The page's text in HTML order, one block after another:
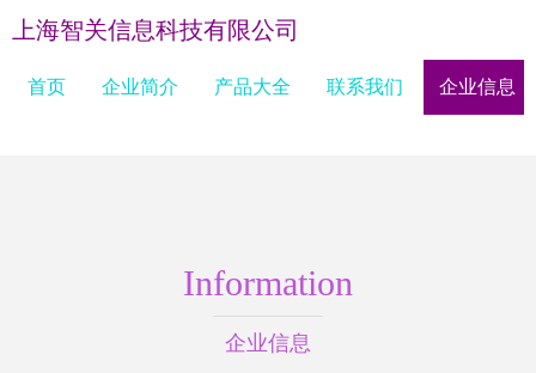
上海智关信息科技有限公司
首页 企业简介 产品大全 联系我们 企业信息
Information
企业信息